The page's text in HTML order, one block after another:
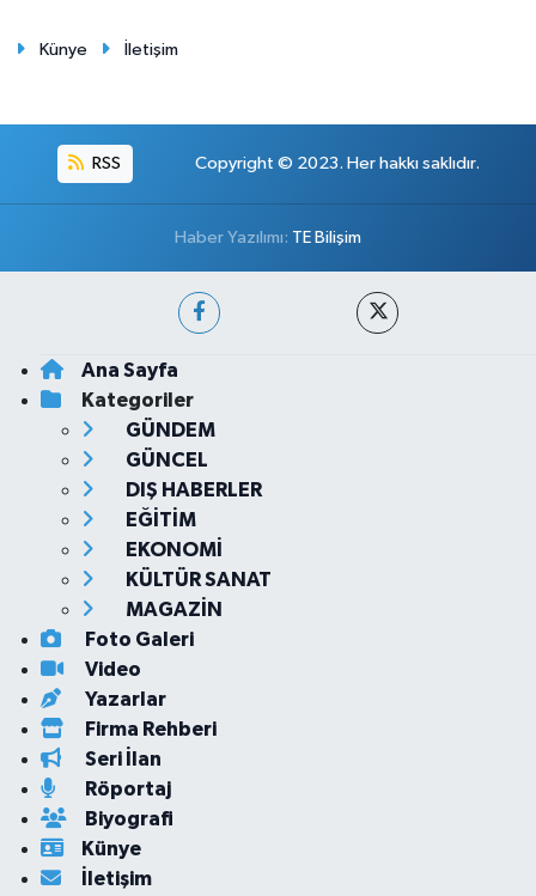
Künye İletişim
RSS Copyright © 2023. Her hakkı saklıdır.
Haber Yazılımı: TE Bilişim
Ana Sayfa
Kategoriler
GÜNDEM
GÜNCEL
DIŞ HABERLER
EĞİTİM
EKONOMİ
KÜLTÜR SANAT
MAGAZİN
Foto Galeri
Video
Yazarlar
Firma Rehberi
Seri İlan
Röportaj
Biyografi
Künye
İletişim